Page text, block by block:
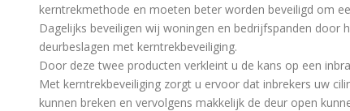
kerntrekmethode en moeten beter worden beveiligd om
Dagelijks beveiligen wij woningen en bedrijfspanden door
deurbeslagen met kerntrekbeveiliging.
Door deze twee producten verkleint u de kans op een
Met kerntrekbeveiliging zorgt u ervoor dat inbrekers uw
kunnen breken en vervolgens makkelijk de deur open